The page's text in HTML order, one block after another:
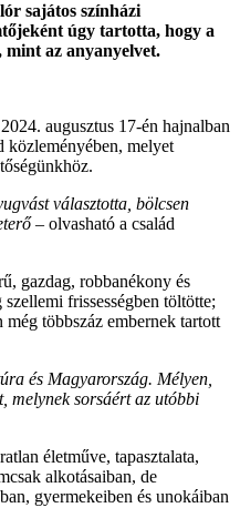
sajátos színházi
úgy tartotta, hogy a
az anyanyelvet.
augusztus 17-én hajnalban
közleményében, melyet
választotta, bölcsen
– olvasható a család
gazdag, robbanékony és
frissességben töltötte;
többszáz embernek tartott
és Magyarország. Mélyen,
melynek sorsáért az utóbbi
életműve, tapasztalata,
alkotásaiban, de
gyermekeiben és unokáiban